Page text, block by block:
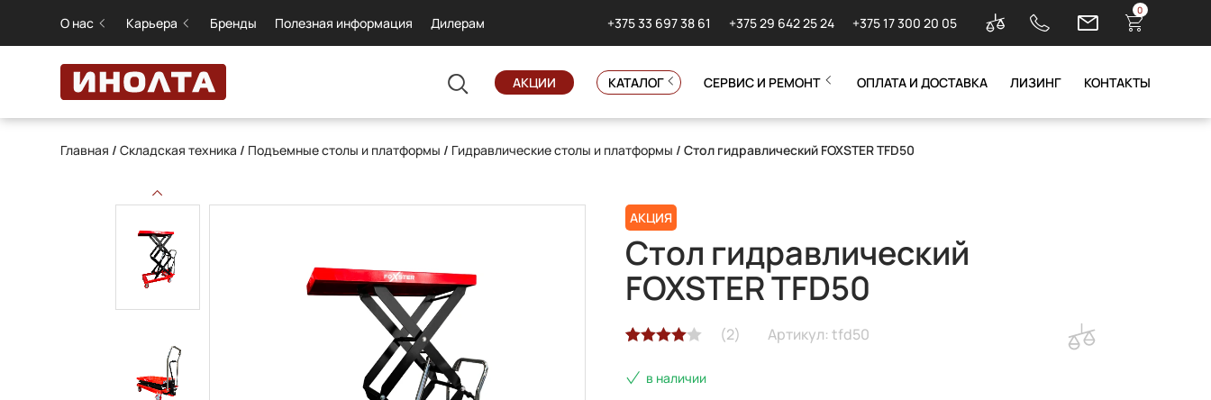
О нас Карьера Бренды Полезная информация Дилерам +375 33 697 38 61 +375 29 642 25 24 +375 17 300 20 05
0
АКЦИИ КАТАЛОГ СЕРВИС И РЕМОНТ ОПЛАТА И ДОСТАВКА ЛИЗИНГ КОНТАКТЫ
Главная /Складская техника / Подъемные столы и платформы / Гидравлические столы и платформы / Стол гидравлический FOXSTER TFD50
АКЦИЯ
Стол гидравлический
FOXSTER TFD50
4.00из 5
(2) Артикул: tfd50
в наличии